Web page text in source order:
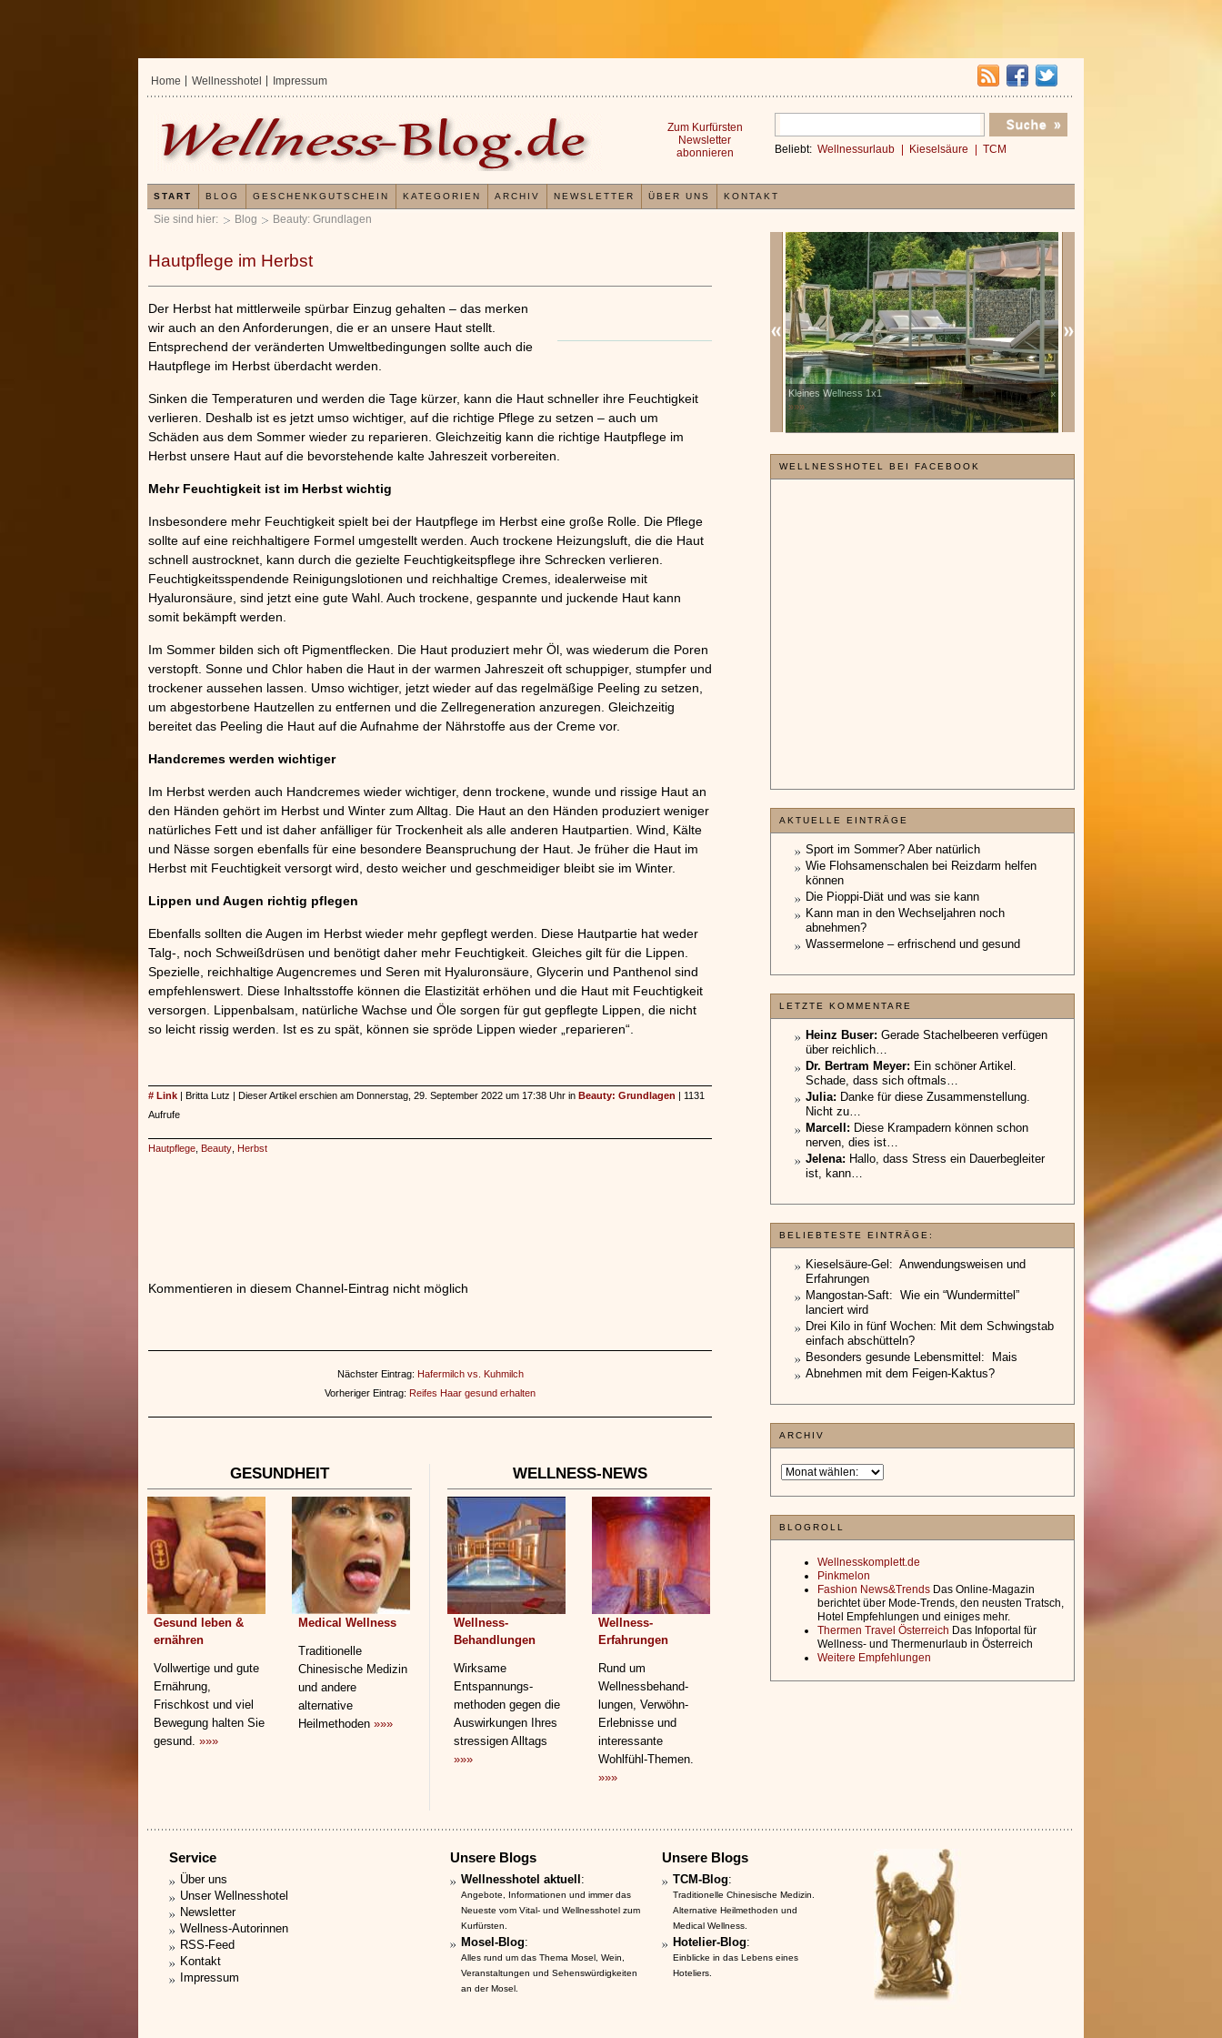
Sie sind hier: Blog Beauty: Grundlagen
Hautpflege im Herbst
Der Herbst hat mittlerweile spürbar Einzug gehalten – das merken
wir auch an den Anforderungen, die er an unsere Haut stellt.
Entsprechend der veränderten Umweltbedingungen sollte auch die
Hautpflege im Herbst überdacht werden.
Sinken die Temperaturen und werden die Tage kürzer, kann die Haut schneller ihre Feuchtigkeit
verlieren. Deshalb ist es jetzt umso wichtiger, auf die richtige Pflege zu setzen – auch um
Schäden aus dem Sommer wieder zu reparieren. Gleichzeitig kann die richtige Hautpflege im
Herbst unsere Haut auf die bevorstehende kalte Jahreszeit vorbereiten.
Mehr Feuchtigkeit ist im Herbst wichtig
Insbesondere mehr Feuchtigkeit spielt bei der Hautpflege im Herbst eine große Rolle. Die Pflege
sollte auf eine reichhaltigere Formel umgestellt werden. Auch trockene Heizungsluft, die die Haut
schnell austrocknet, kann durch die gezielte Feuchtigkeitspflege ihre Schrecken verlieren.
Feuchtigkeitsspendende Reinigungslotionen und reichhaltige Cremes, idealerweise mit
Hyaluronsäure, sind jetzt eine gute Wahl. Auch trockene, gespannte und juckende Haut kann
somit bekämpft werden.
Im Sommer bilden sich oft Pigmentflecken. Die Haut produziert mehr Öl, was wiederum die Poren
verstopft. Sonne und Chlor haben die Haut in der warmen Jahreszeit oft schuppiger, stumpfer und
trockener aussehen lassen. Umso wichtiger, jetzt wieder auf das regelmäßige Peeling zu setzen,
um abgestorbene Hautzellen zu entfernen und die Zellregeneration anzuregen. Gleichzeitig
bereitet das Peeling die Haut auf die Aufnahme der Nährstoffe aus der Creme vor.
Handcremes werden wichtiger
Im Herbst werden auch Handcremes wieder wichtiger, denn trockene, wunde und rissige Haut an
den Händen gehört im Herbst und Winter zum Alltag. Die Haut an den Händen produziert weniger
natürliches Fett und ist daher anfälliger für Trockenheit als alle anderen Hautpartien. Wind, Kälte
und Nässe sorgen ebenfalls für eine besondere Beanspruchung der Haut. Je früher die Haut im
Herbst mit Feuchtigkeit versorgt wird, desto weicher und geschmeidiger bleibt sie im Winter.
Lippen und Augen richtig pflegen
Ebenfalls sollten die Augen im Herbst wieder mehr gepflegt werden. Diese Hautpartie hat weder
Talg-, noch Schweißdrüsen und benötigt daher mehr Feuchtigkeit. Gleiches gilt für die Lippen.
Spezielle, reichhaltige Augencremes und Seren mit Hyaluronsäure, Glycerin und Panthenol sind
empfehlenswert. Diese Inhaltsstoffe können die Elastizität erhöhen und die Haut mit Feuchtigkeit
versorgen. Lippenbalsam, natürliche Wachse und Öle sorgen für gut gepflegte Lippen, die nicht
so leicht rissig werden. Ist es zu spät, können sie spröde Lippen wieder „reparieren“.
# Link | Britta Lutz | Dieser Artikel erschien am Donnerstag, 29. September 2022 um 17:38 Uhr in Beauty: Grundlagen | 1131
Aufrufe
Hautpflege Beauty Herbst
Kommentieren in diesem Channel-Eintrag nicht möglich
Nächster Eintrag: Hafermilch vs. Kuhmilch
Vorheriger Eintrag: Reifes Haar gesund erhalten
GESUNDHEIT
Gesund leben &
ernähren
Vollwertige und gute
Ernährung,
Frischkost und viel
Bewegung halten Sie
gesund. »»»
Medical Wellness
Traditionelle
Chinesische Medizin
und andere
alternative
Heilmethoden »»»
WELLNESS-NEWS
Wellness-
Behandlungen
Wirksame
Entspannungs­
methoden gegen die
Auswirkungen Ihres
stressigen Alltags
»»»
Wellness-
Erfahrungen
Rund um
Wellnessbehand­
lungen, Verwöhn-
Erlebnisse und
interessante
Wohlfühl-Themen.
»»»
Erfahrungen mit und Anwendungsweisen von
Kieselsäuregel
»»»
x
Kleines Wellness 1x1
»»»
WELLNESSHOTEL BEI FACEBOOK
AKTUELLE EINTRÄGE
Sport im Sommer? Aber natürlich
Wie Flohsamenschalen bei Reizdarm helfen
können
Die Pioppi-Diät und was sie kann
Kann man in den Wechseljahren noch
abnehmen?
Wassermelone – erfrischend und gesund
LETZTE KOMMENTARE
Heinz Buser: Gerade Stachelbeeren verfügen
über reichlich…
Dr. Bertram Meyer: Ein schöner Artikel.
Schade, dass sich oftmals…
Julia: Danke für diese Zusammenstellung.
Nicht zu…
Marcell: Diese Krampadern können schon
nerven, dies ist…
Jelena: Hallo, dass Stress ein Dauerbegleiter
ist, kann…
BELIEBTESTE EINTRÄGE:
Kieselsäure-Gel: Anwendungsweisen und
Erfahrungen
Mangostan-Saft: Wie ein “Wundermittel”
lanciert wird
Drei Kilo in fünf Wochen: Mit dem Schwingstab
einfach abschütteln?
Besonders gesunde Lebensmittel: Mais
Abnehmen mit dem Feigen-Kaktus?
ARCHIV
BLOGROLL
Wellnesskomplett.de
Pinkmelon
Fashion News&Trends Das Online-Magazin
berichtet über Mode-Trends, den neusten Tratsch,
Hotel Empfehlungen und einiges mehr.
Thermen Travel Österreich Das Infoportal für
Wellness- und Thermenurlaub in Österreich
Weitere Empfehlungen
Home Wellnesshotel Impressum
Beliebt: Wellnessurlaub Kieselsäure TCM
Zum Kurfürsten
Newsletter
abonnieren
START BLOG GESCHENKGUTSCHEIN KATEGORIEN ARCHIV NEWSLETTER ÜBER UNS KONTAKT
Service
Über uns
Unser Wellnesshotel
Newsletter
Wellness-Autorinnen
RSS-Feed
Kontakt
Impressum
Unsere Blogs
Wellnesshotel aktuell :
Angebote, Informationen und immer das
Neueste vom Vital- und Wellnesshotel zum
Kurfürsten.
Mosel-Blog:
Alles rund um das Thema Mosel, Wein,
Veranstaltungen und Sehenswürdigkeiten
an der Mosel.
Unsere Blogs
TCM-Blog:
Traditionelle Chinesische Medizin.
Alternative Heilmethoden und
Medical Wellness.
Hotelier-Blog:
Einblicke in das Lebens eines
Hoteliers.